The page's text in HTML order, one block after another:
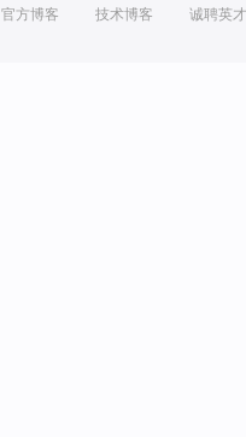
官方博客 技术博客 诚聘英才